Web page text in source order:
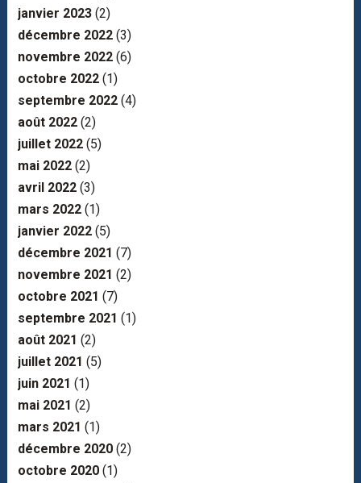
janvier 2023(2)
décembre 2022(3)
novembre 2022(6)
octobre 2022(1)
septembre 2022(4)
août 2022(2)
juillet 2022(5)
mai 2022(2)
avril 2022(3)
mars 2022(1)
janvier 2022(5)
décembre 2021 (7)
novembre 2021 (2)
octobre 2021 (7)
septembre 2021 (1)
août 2021 (2)
juillet 2021 (5)
juin 2021 (1)
mai 2021 (2)
mars 2021 (1)
décembre 2020(2)
octobre 2020(1)